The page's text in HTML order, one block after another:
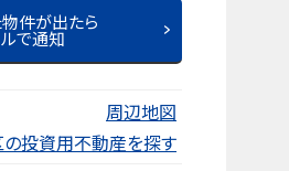
件が出たら
で通知
周辺地図
投資用不動産を探す